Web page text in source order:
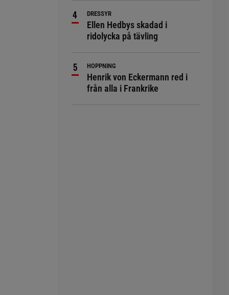
DRESSYR
Ellen Hedbys skadad i
ridolycka på tävling
HOPPNING
Henrik von Eckermann red i
från alla i Frankrike